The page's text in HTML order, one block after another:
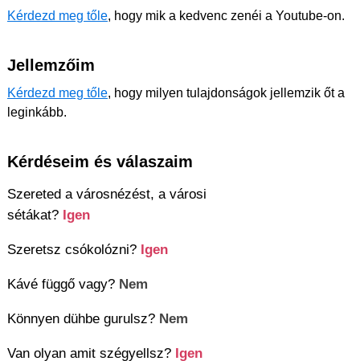
Kérdezd meg tőle, hogy mik a kedvenc zenéi a Youtube-on.
Jellemzőim
Kérdezd meg tőle, hogy milyen tulajdonságok jellemzik őt a
leginkább.
Kérdéseim és válaszaim
Szereted a városnézést, a városi
sétákat? Igen
Szeretsz csókolózni? Igen
Kávé függő vagy? Nem
Könnyen dühbe gurulsz? Nem
Van olyan amit szégyellsz? Igen